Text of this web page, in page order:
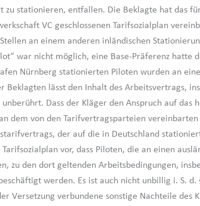
zu stationieren, entfallen. Die Beklagte hat das
VC geschlossenen Tarifsozialplan
an einem anderen inländischen
war nicht möglich, eine Base-Präferenz hatte
Nürnberg stationierten Piloten wurden an
Beklagten lässt den Inhalt des Arbeitsvertrags,
Dass der Kläger den Anspruch auf das
dem von den Tarifvertragsparteien vereinbarten
der auf die in Deutschland
vor, dass Piloten, die an einen
zu den dort geltenden Arbeitsbedingungen,
werden. Es ist auch nicht unbillig i. S. d.
Versetzung verbundene sonstige Nachteile des